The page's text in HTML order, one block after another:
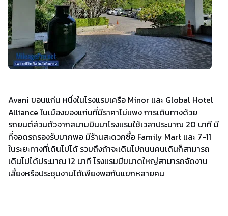
Avani ขอนแก่น หนึ่งในโรงแรมเครือ Minor และ Global Hotel
Alliance ในเมืองของแก่นที่มีราคาไม่แพง การเดินทางด้วย
รถยนต์ส่วนตัวจากสนามบินมาโรงแรมใช้เวลาประมาณ 20 นาที มี
ที่จอดรถรองรับมากพอ มีร้านสะดวกซื้อ Family Mart และ 7-11
ในระยะทางที่เดินไปได้ รวมถึงถ้าจะเดินไปถนนคนเดินก็สามารถ
เดินไปได้ประมาณ 12 นาที โรงแรมมีขนาดใหญ่สามารถจัดงาน
เลี้ยงหรือประชุมงานได้เพียงพอกับแขกหลายคน